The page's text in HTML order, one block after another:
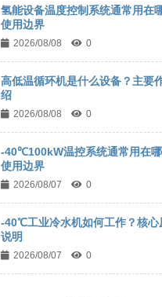
氢能设备温度控制系统通常用在
使用边界
2026/08/08 0
高低温循环机是什么设备？主要
绍
2026/08/08 0
-40℃100kW温控系统通常用在
使用边界
2026/08/07 0
-40℃工业冷水机如何工作？核心
说明
2026/08/07 0